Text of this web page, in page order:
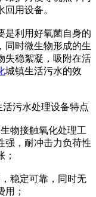
用设备。
是利用好氧菌自身的
同时微生物形成的生
失稳絮凝，吸附在活
城镇生活污水的效
活污水处理设备特点
物接触氧化处理工
强，耐冲击力负荷性
稳定可靠，同时无
；